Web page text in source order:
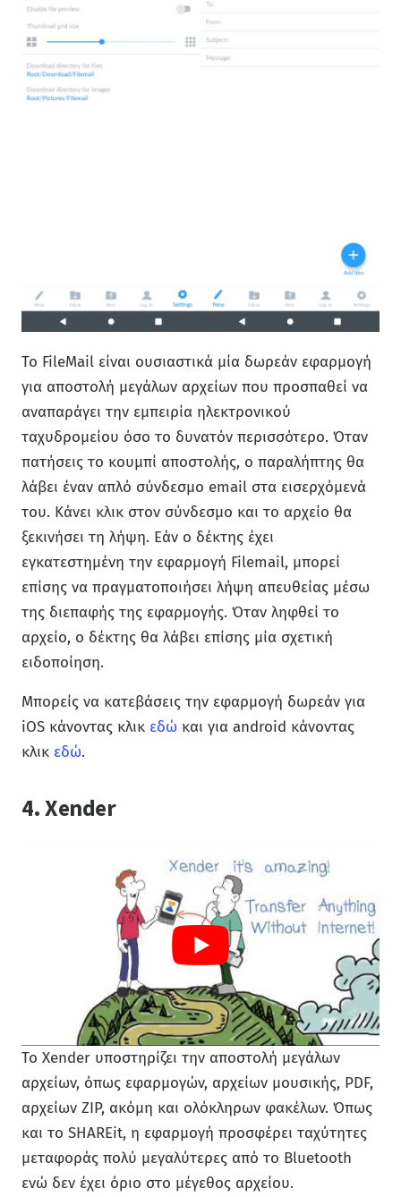
Το FileMail είναι ουσιαστικά μία δωρεάν εφαρμογή
για αποστολή μεγάλων αρχείων που προσπαθεί να
αναπαράγει την εμπειρία ηλεκτρονικού
ταχυδρομείου όσο το δυνατόν περισσότερο. Όταν
πατήσεις το κουμπί αποστολής, ο παραλήπτης θα
λάβει έναν απλό σύνδεσμο email στα εισερχόμενά
του. Κάνει κλικ στον σύνδεσμο και το αρχείο θα
ξεκινήσει τη λήψη. Εάν ο δέκτης έχει
εγκατεστημένη την εφαρμογή Filemail, μπορεί
επίσης να πραγματοποιήσει λήψη απευθείας μέσω
της διεπαφής της εφαρμογής. Όταν ληφθεί το
αρχείο, ο δέκτης θα λάβει επίσης μία σχετική
ειδοποίηση.
Μπορείς να κατεβάσεις την εφαρμογή δωρεάν για
iOS κάνοντας κλικ εδώ και για android κάνοντας
κλικ εδώ.
4. Xender
Το Xender υποστηρίζει την αποστολή μεγάλων
αρχείων, όπως εφαρμογών, αρχείων μουσικής, PDF,
αρχείων ZIP, ακόμη και ολόκληρων φακέλων. Όπως
και το SHAREit, η εφαρμογή προσφέρει ταχύτητες
μεταφοράς πολύ μεγαλύτερες από το Bluetooth
ενώ δεν έχει όριο στο μέγεθος αρχείου.